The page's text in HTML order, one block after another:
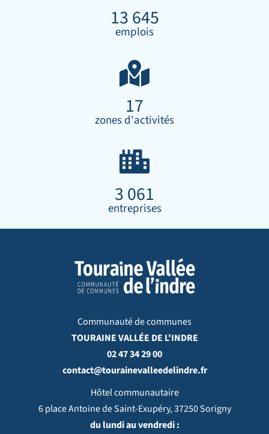
emplois
13 645
zones d'activités
17
entreprises
3 061
Communauté de communes
TOURAINE VALLÉE DE L'INDRE
02 47 34 29 00
contact@tourainevalleedelindre.fr
Hôtel communautaire
6 place Antoine de Saint-Exupéry, 37250 Sorigny
du lundi au vendredi :